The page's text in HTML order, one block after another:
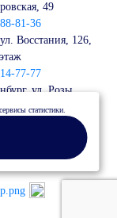
49
81-36
Восстания, 126,
77-77
ул. Розы
49статистики.